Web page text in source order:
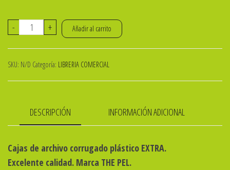
-
CAJA
PLASTICO
12
OFICIO
THE
PEL
cantidad
+ Añadir al carrito
SKU: N/D Categoría: LIBRERIA COMERCIAL
DESCRIPCIÓN INFORMACIÓN ADICIONAL
Cajas de archivo corrugado plástico EXTRA.
Excelente calidad. Marca THE PEL.